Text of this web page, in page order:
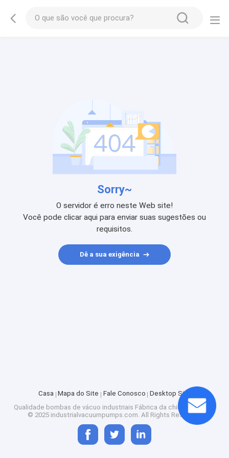
Sorry~
O servidor é erro neste Web site!
Você pode clicar aqui para enviar suas sugestões ou
requisitos.
Dê a sua exigência
Casa Mapa do Site Fale Conosco Desktop Site
Qualidade bombas de vácuo industriais Fábrica da china.Copyright
© 2025 industrialvacuumpumps.com. All Rights Reserved.